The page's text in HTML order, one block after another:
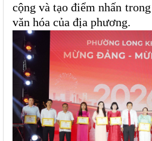
cộng và tạo điểm nhấn
văn hóa của địa phương.